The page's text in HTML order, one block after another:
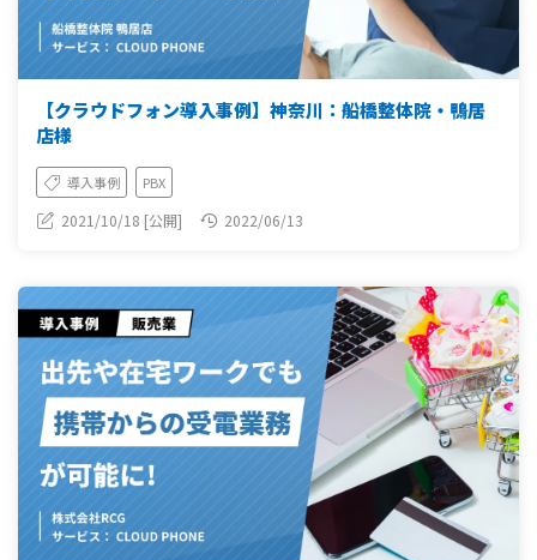
【クラウドフォン導入事例】神奈川：船橋整体院・鴨居
店様
導入事例 PBX
2021/10/18 [公開] 2022/06/13